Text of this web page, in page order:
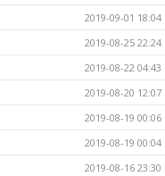
2019-09-01 18:04
2019-08-25 22:24
2019-08-22 04:43
2019-08-20 12:07
2019-08-19 00:06
2019-08-19 00:04
2019-08-16 23:30